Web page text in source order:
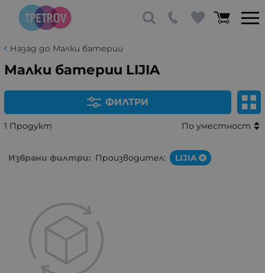
Назад до Малки батерии
Малки батерии LIJIA
ФИЛТРИ
1 Продукт По уместност
Избрани филтри: Производител: LIJIA